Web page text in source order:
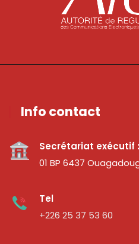
Info contact
Secrétariat exécutif :
01 BP 6437
Tel
+226 25 37 53 60